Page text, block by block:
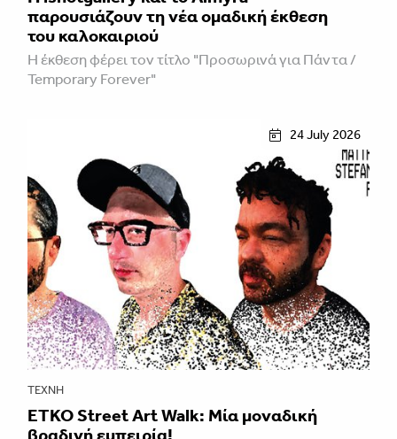
παρουσιάζουν τη νέα ομαδική έκθεση
του καλοκαιριού
Η έκθεση φέρει τον τίτλο "Προσωρινά για Πάντα /
Temporary Forever"
24 July 2026
ΤΈΧΝΗ
ETKO Street Art Walk: Μία μοναδική
βραδινή εμπειρία!